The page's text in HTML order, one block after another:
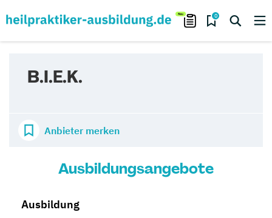
0
B.I.E.K.
Anbieter merken
Ausbildungsangebote
Ausbildung